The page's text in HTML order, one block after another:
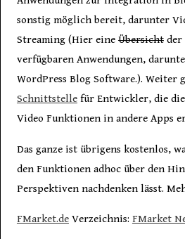
sonstig möglich bereit, darunter
Streaming (Hier eine Übersichtder
verfügbaren Anwendungen,
WordPress Blog Software.). Weiter
Schnittstellefür Entwickler, die
Video Funktionen in andere Apps
Das ganze ist übrigens kostenlos,
den Funktionen adhoc über den
Perspektiven nachdenken lässt.
FMarket.deVerzeichnis: FMarket